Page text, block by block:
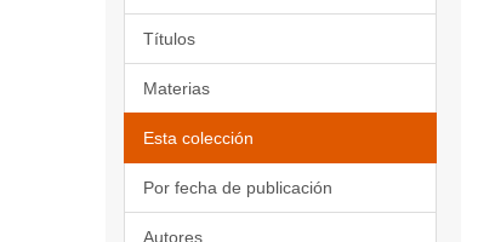
Títulos
Materias
Esta colección
Por fecha de publicación
Autores